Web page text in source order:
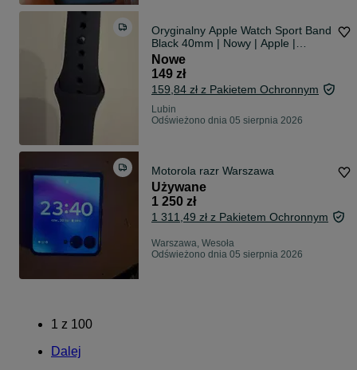
Oryginalny Apple Watch Sport Band
Black 40mm | Nowy | Apple |
Faktura
Nowe
149 zł
159,84 zł z Pakietem Ochronnym
Lubin
Odświeżono dnia 05 sierpnia 2026
Motorola razr Warszawa
Używane
1 250 zł
1 311,49 zł z Pakietem Ochronnym
Warszawa, Wesoła
Odświeżono dnia 05 sierpnia 2026
1 z 100
Dalej